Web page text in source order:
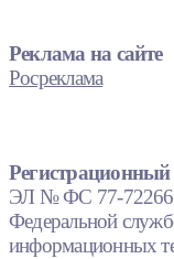
Реклама на сайте
Росреклама
Регистрационный
ЭЛ № ФС 77-72266
Федеральной
информационных